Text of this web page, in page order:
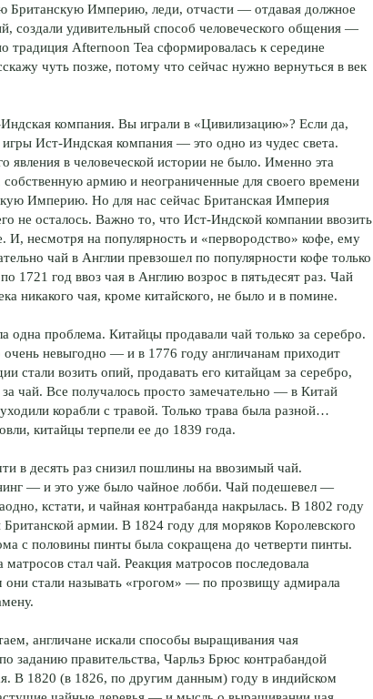
Британскую Империю, леди, отчасти — отдавая должное
создали удивительный способ человеческого общения —
традиция Afternoon Tea сформировалась к середине
чуть позже, потому что сейчас нужно вернуться в век
компания. Вы играли в «Цивилизацию»? Если да,
Ист-Индская компания — это одно из чудес света.
явления в человеческой истории не было. Именно эта
армию и неограниченные для своего времени
Империю. Но для нас сейчас Британская Империя
не осталось. Важно то, что Ист-Индской компании ввозить
несмотря на популярность и «первородство» кофе, ему
чай в Англии превзошел по популярности кофе только
1721 год ввоз чая в Англию возрос в пятьдесят раз. Чай
никакого чая, кроме китайского, не было и в помине.
одна проблема. Китайцы продавали чай только за серебро.
невыгодно — и в 1776 году англичанам приходит
стали возить опий, продавать его китайцам за серебро,
чай. Все получалось просто замечательно — в Китай
корабли с травой. Только трава была разной…
китайцы терпели ее до 1839 года.
в десять раз снизил пошлины на ввозимый чай.
— и это уже было чайное лобби. Чай подешевел —
кстати, и чайная контрабанда накрылась. В 1802 году
армии. В 1824 году для моряков Королевского
с половины пинты была сокращена до четверти пинты.
стал чай. Реакция матросов последовала
стали называть «грогом» — по прозвищу адмирала
англичане искали способы выращивания чая
заданию правительства, Чарльз Брюс контрабандой
В 1820 (в 1826, по другим данным) году в индийском